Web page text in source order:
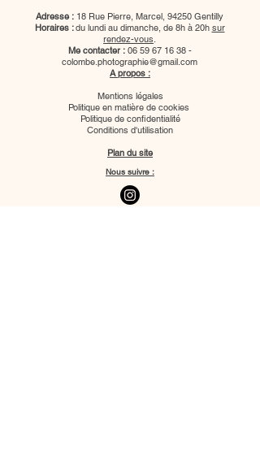
Adresse : 18 Rue Pierre, Marcel, 94250 Gentilly
Horaires :du lundi au dimanche, de 8h à 20h sur
rendez-vous.
Me contacter : 06 59 67 16 38-
colombe.photographie@gmail.com
A propos :
Mentions légales
Politique en matière de cookies
Politique de confidentialité
Conditions d'utilisation
Plan du site
Nous suivre :